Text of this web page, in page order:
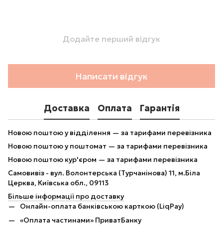
Додайте перший відгук
Написати відгук
Доставка Оплата Гарантія
Новою поштою у відділення — за тарифами перевізника
Новою поштою у поштомат — за тарифами перевізника
Новою поштою кур'єром — за тарифами перевізника
Самовивіз - вул. Волонтерська (Турчанінова) 11, м.Біла
Церква, Київська обл., 09113
Більше інформації про доставку
Онлайн-оплата банківською карткою (LiqPay)
«Оплата частинами» ПриватБанку